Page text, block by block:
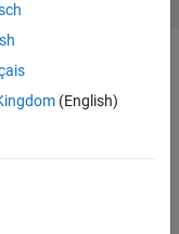
(English)